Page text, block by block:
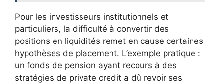
Pour les investisseurs institutionnels et
particuliers, la difficulté à convertir des
positions en liquidités remet en cause certaines
hypothèses de placement. L’exemple pratique :
un fonds de pension ayant recours à des
stratégies de private credit a dû revoir ses